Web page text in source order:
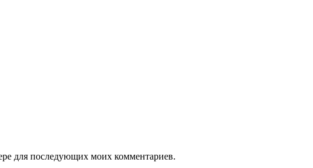
для последующих моих комментариев.